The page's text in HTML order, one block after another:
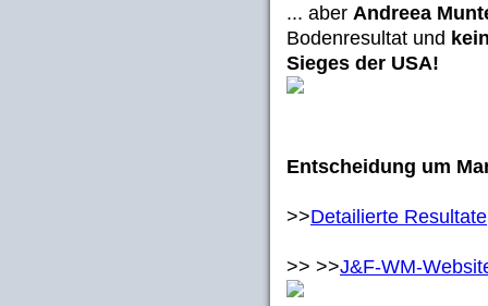
... aber Andreea
Bodenresultat und
Sieges der USA!
Entscheidung um
>>Detailierte Resultate
>> >>J&F-WM-